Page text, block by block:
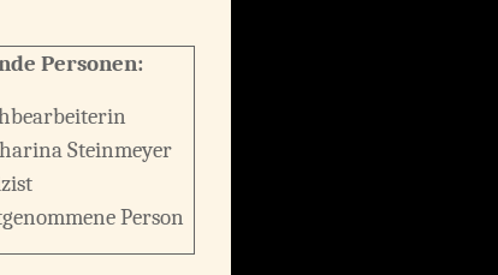
Personen:
Steinmeyer
Person